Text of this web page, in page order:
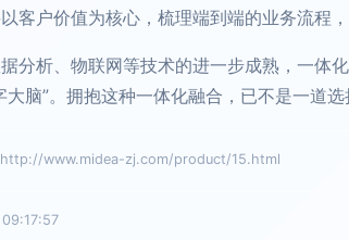
客户价值为核心，梳理端到端的业务流程
分析、物联网等技术的进一步成熟，一体
大脑”。拥抱这种一体化融合，已不是一道
http://www.midea-zj.com/product/15.html